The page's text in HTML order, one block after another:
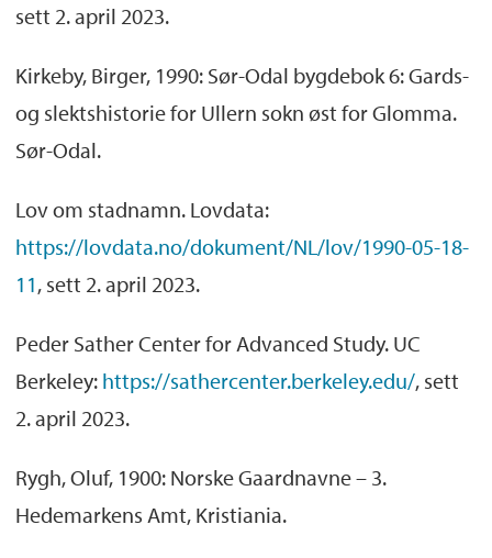
sett 2. april 2023.
Kirkeby, Birger, 1990: Sør-Odal bygdebok 6: Gards-
og slektshistorie for Ullern sokn øst for Glomma.
Sør-Odal.
Lov om stadnamn. Lovdata:
https://lovdata.no/dokument/NL/lov/1990-05-18-
11, sett 2. april 2023.
Peder Sather Center for Advanced Study. UC
Berkeley: https://sathercenter.berkeley.edu/, sett
2. april 2023.
Rygh, Oluf, 1900: Norske Gaardnavne – 3.
Hedemarkens Amt, Kristiania.